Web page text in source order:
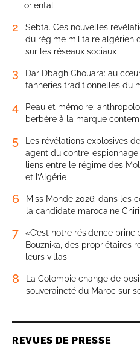
oriental
2
Sebta. Ces nouvelles
du régime militaire algérien
sur les réseaux sociaux
3
Dar Dbagh Chouara: au
tanneries traditionnelles du
4
Peau et mémoire:
berbère à la marque
5
Les révélations explosives
agent du contre-
liens entre le régime des
et l’Algérie
6
Miss Monde 2026: dans les
la candidate marocaine
7
«C’est notre résidence
Bouznika, des propriétaires
leurs villas
8
La Colombie change de
souveraineté du Maroc sur
REVUES DE PRESSE